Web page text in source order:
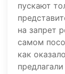
пускают
на запрет
самом
как